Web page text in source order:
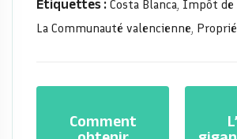
Costa Blanca, Impôt de
La Communauté valencienne,
Comment